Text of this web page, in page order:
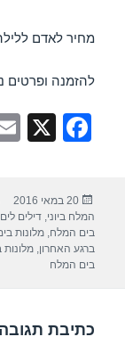
מחיר לאדם ללילה:
להזמנה ופרטים
F
e
b
o
k
X
פורסם
בתאריך
20 במאי 2016
המלח ביוני,דילים
בים המלח,מלונות
ברגע האחרון,
בים המלח
כתיבת תגובה